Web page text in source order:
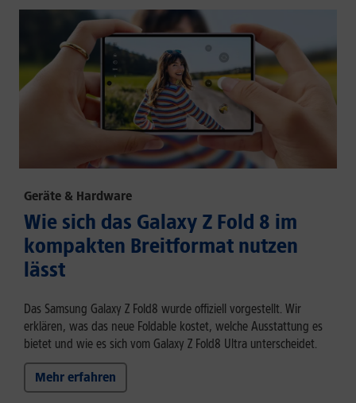
Geräte & Hardware
Wie sich das Galaxy Z Fold 8 im
kompakten Breitformat nutzen
lässt
Das Samsung Galaxy Z Fold8 wurde offiziell vorgestellt. Wir
erklären, was das neue Foldable kostet, welche Ausstattung es
bietet und wie es sich vom Galaxy Z Fold8 Ultra unterscheidet.
Mehr erfahren